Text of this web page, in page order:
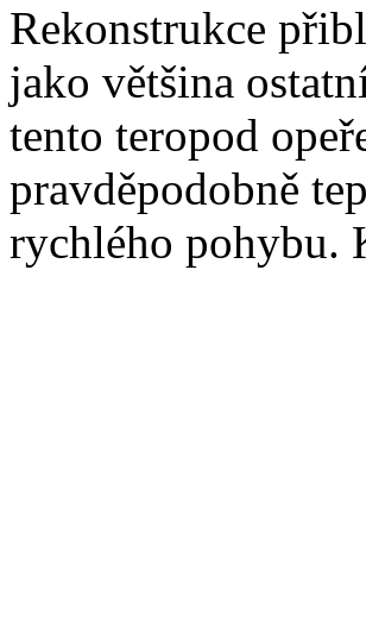
Rekonstrukce
jako většina
tento teropod
pravděpodobně
rychlého pohybu.